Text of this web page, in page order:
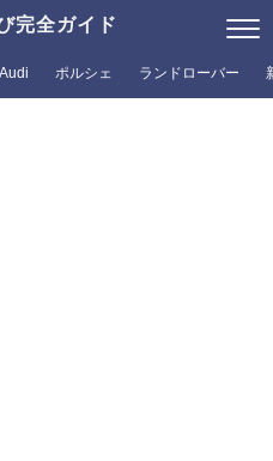
完全ガイド
Audi ポルシェ ランドローバー